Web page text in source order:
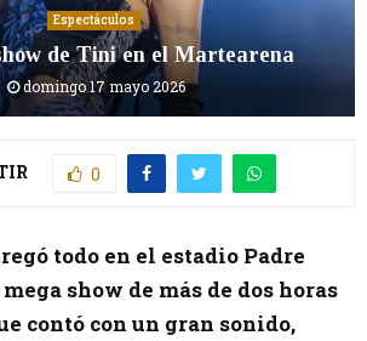
Espectáculos
de Tini en el Martearena
domingo 17 mayo 2026
0
todo en el estadio Padre
show de más de dos horas
contó con un gran sonido,